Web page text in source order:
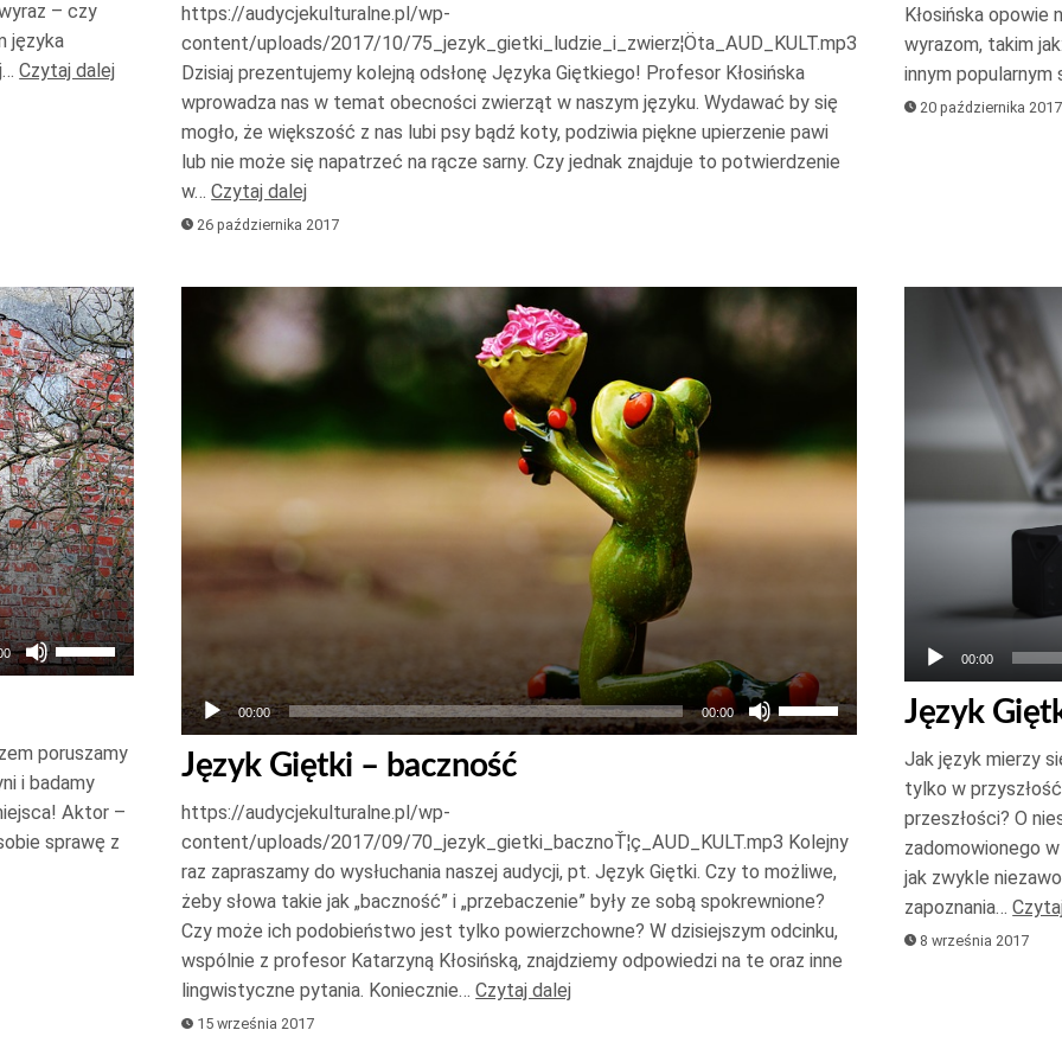
do
dołu
aby
– czy
języka
Czytaj dalej
oraz
do
dołu
aby
zwiększyć
https://audycjekulturalne.pl/wp-
content/uploads/2017/10/75_jezyk_gietki_ludzie_i_zwierz¦Öta_AUD_KULT.mp3
Dzisiaj prezentujemy kolejną odsłonę Języka Giętkiego! Profesor Kłosińska
wprowadza nas w temat obecności zwierząt w naszym języku. Wydawać by się
mogło, że większość z nas lubi psy bądź koty, podziwia piękne upierzenie pawi
lub nie może się napatrzeć na rącze sarny. Czy jednak znajduje to potwierdzenie
w…Czytaj dalej
26 października 2017
Kłosińska opowie
wyrazom, takim
innym
20 października 2017
Używaj
strzałek
góry
oraz
do
dołu
poruszamy
i badamy
Aktor –
sprawę z
Odtwarzacz
plików
dźwiękowych
00:00 00:00
Używaj
strzałek
oraz
do
dołu
aby
zwiększyć
Język Giętki – baczność
https://audycjekulturalne.pl/wp-
content/uploads/2017/09/70_jezyk_gietki_bacznoŤ¦ç_AUD_KULT.mp3 Kolejny
raz zapraszamy do wysłuchania naszej audycji, pt. Język Giętki. Czy to możliwe,
żeby słowa takie jak „baczność” i „przebaczenie” były ze sobą spokrewnione?
Czy może ich podobieństwo jest tylko powierzchowne? W dzisiejszym odcinku,
wspólnie z profesor Katarzyną Kłosińską, znajdziemy odpowiedzi na te oraz inne
lingwistyczne pytania. Koniecznie…Czytaj dalej
15 września 2017
Odtwarzacz
dźwiękowych
00:00
Język
Jak język mierzy
tylko w
przeszłości? O
zadomowionego
jak zwykle
zapoznania…
8 września 2017